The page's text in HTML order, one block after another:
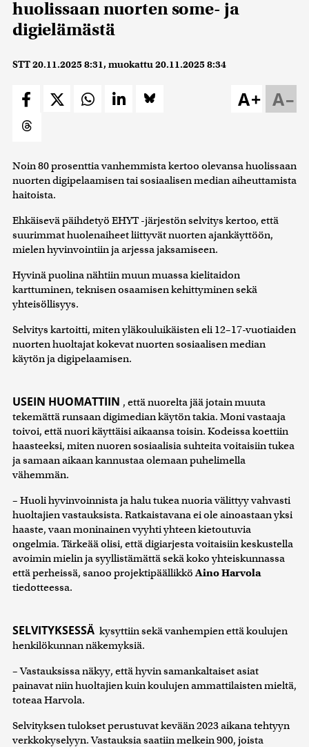
huolissaan nuorten some- ja
digielämästä
STT20.11.2025 8:31, muokattu20.11.2025 8:34
A–
A+
Noin 80 prosenttia vanhemmista kertoo olevansa huolissaan
nuorten digipelaamisen tai sosiaalisen median aiheuttamista
haitoista.
Ehkäisevä päihdetyö EHYT -järjestön selvitys kertoo, että
suurimmat huolenaiheet liittyvät nuorten ajankäyttöön,
mielen hyvinvointiin ja arjessa jaksamiseen.
Hyvinä puolina nähtiin muun muassa kielitaidon
karttuminen, teknisen osaamisen kehittyminen sekä
yhteisöllisyys.
Selvitys kartoitti, miten yläkouluikäisten eli 12–17-vuotiaiden
nuorten huoltajat kokevat nuorten sosiaalisen median
käytön ja digipelaamisen.
USEIN HUOMATTIIN , että nuorelta jää jotain muuta
tekemättä runsaan digimedian käytön takia. Moni vastaaja
toivoi, että nuori käyttäisi aikaansa toisin. Kodeissa koettiin
haasteeksi, miten nuoren sosiaalisia suhteita voitaisiin tukea
ja samaan aikaan kannustaa olemaan puhelimella
vähemmän.
– Huoli hyvinvoinnista ja halu tukea nuoria välittyy vahvasti
huoltajien vastauksista. Ratkaistavana ei ole ainoastaan yksi
haaste, vaan moninainen vyyhti yhteen kietoutuvia
ongelmia. Tärkeää olisi, että digiarjesta voitaisiin keskustella
avoimin mielin ja syyllistämättä sekä koko yhteiskunnassa
että perheissä, sanoo projektipäällikköAino Harvola
tiedotteessa.
SELVITYKSESSÄ kysyttiin sekä vanhempien että koulujen
henkilökunnan näkemyksiä.
– Vastauksissa näkyy, että hyvin samankaltaiset asiat
painavat niin huoltajien kuin koulujen ammattilaisten mieltä,
toteaa Harvola.
Selvityksen tulokset perustuvat kevään 2023 aikana tehtyyn
verkkokyselyyn. Vastauksia saatiin melkein 900, joista